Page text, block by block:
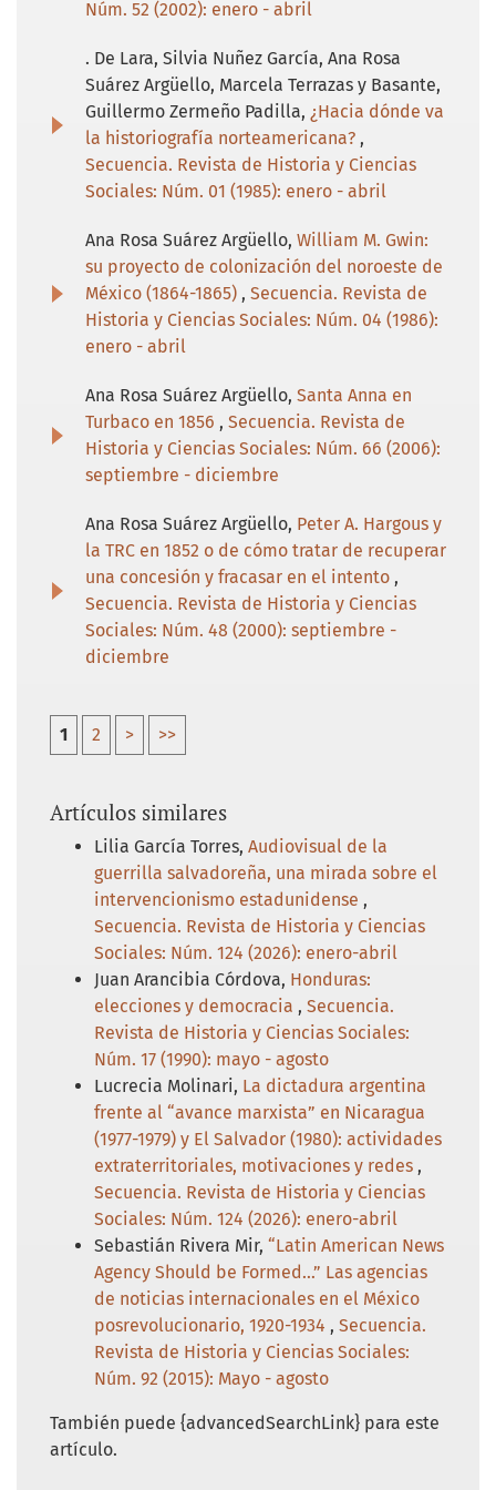
Núm. 52 (2002): enero - abril
. De Lara, Silvia Nuñez García, Ana Rosa
Suárez Argüello, Marcela Terrazas y Basante,
Guillermo Zermeño Padilla, ¿Hacia dónde va
la historiografía norteamericana? ,
Secuencia. Revista de Historia y Ciencias
Sociales: Núm. 01 (1985): enero - abril
Ana Rosa Suárez Argüello, William M. Gwin:
su proyecto de colonización del noroeste de
México (1864-1865) , Secuencia. Revista de
Historia y Ciencias Sociales: Núm. 04 (1986):
enero - abril
Ana Rosa Suárez Argüello, Santa Anna en
Turbaco en 1856 , Secuencia. Revista de
Historia y Ciencias Sociales: Núm. 66 (2006):
septiembre - diciembre
Ana Rosa Suárez Argüello, Peter A. Hargous y
la TRC en 1852 o de cómo tratar de recuperar
una concesión y fracasar en el intento ,
Secuencia. Revista de Historia y Ciencias
Sociales: Núm. 48 (2000): septiembre -
diciembre
1 2 > >>
Artículos similares
Lilia García Torres, Audiovisual de la
guerrilla salvadoreña, una mirada sobre el
intervencionismo estadunidense ,
Secuencia. Revista de Historia y Ciencias
Sociales: Núm. 124 (2026): enero-abril
Juan Arancibia Córdova, Honduras:
elecciones y democracia , Secuencia.
Revista de Historia y Ciencias Sociales:
Núm. 17 (1990): mayo - agosto
Lucrecia Molinari, La dictadura argentina
frente al “avance marxista” en Nicaragua
(1977-1979) y El Salvador (1980): actividades
extraterritoriales, motivaciones y redes ,
Secuencia. Revista de Historia y Ciencias
Sociales: Núm. 124 (2026): enero-abril
Sebastián Rivera Mir, “Latin American News
Agency Should be Formed…” Las agencias
de noticias internacionales en el México
posrevolucionario, 1920-1934 , Secuencia.
Revista de Historia y Ciencias Sociales:
Núm. 92 (2015): Mayo - agosto
También puede {advancedSearchLink} para este
artículo.